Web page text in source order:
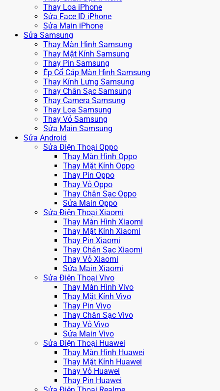
Thay Loa iPhone
Sửa Face ID iPhone
Sửa Main iPhone
Sửa Samsung
Thay Màn Hình Samsung
Thay Mặt Kính Samsung
Thay Pin Samsung
Ép Cổ Cáp Màn Hình Samsung
Thay Kính Lưng Samsung
Thay Chân Sạc Samsung
Thay Camera Samsung
Thay Loa Samsung
Thay Vỏ Samsung
Sửa Main Samsung
Sửa Android
Sửa Điện Thoại Oppo
Thay Màn Hình Oppo
Thay Mặt Kính Oppo
Thay Pin Oppo
Thay Vỏ Oppo
Thay Chân Sạc Oppo
Sửa Main Oppo
Sửa Điện Thoại Xiaomi
Thay Màn Hình Xiaomi
Thay Mặt Kính Xiaomi
Thay Pin Xiaomi
Thay Chân Sạc Xiaomi
Thay Vỏ Xiaomi
Sửa Main Xiaomi
Sửa Điện Thoại Vivo
Thay Màn Hình Vivo
Thay Mặt Kính Vivo
Thay Pin Vivo
Thay Chân Sạc Vivo
Thay Vỏ Vivo
Sửa Main Vivo
Sửa Điện Thoại Huawei
Thay Màn Hình Huawei
Thay Mặt Kính Huawei
Thay Vỏ Huawei
Thay Pin Huawei